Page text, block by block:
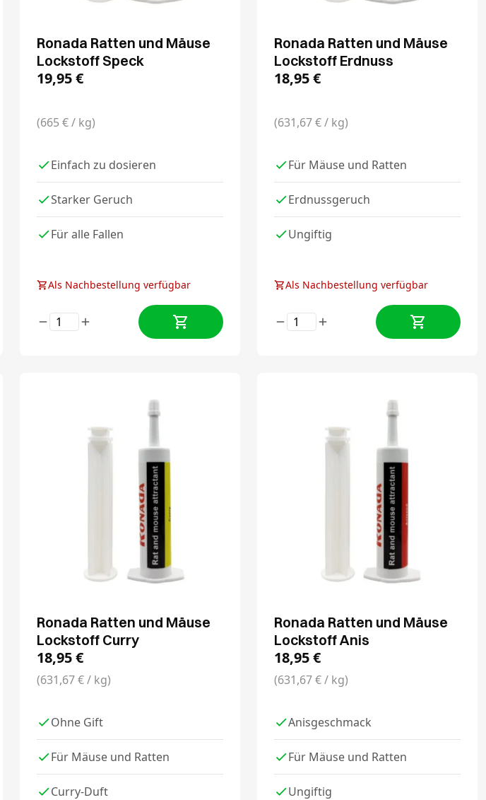
Ronada Ratten und Mäuse
Lockstoff Speck
19,95€
(665 € / kg)
Einfach zu dosieren
Starker Geruch
Für alle Fallen
Als Nachbestellung verfügbar
Ronada Ratten und Mäuse
Lockstoff Erdnuss
18,95€
(631,67 € / kg)
Für Mäuse und Ratten
Erdnussgeruch
Ungiftig
Als Nachbestellung verfügbar
Ronada Ratten und Mäuse
Lockstoff Curry
18,95€
(631,67 € / kg)
Ohne Gift
Für Mäuse und Ratten
Curry-Duft
Ronada Ratten und Mäuse
Lockstoff Anis
18,95€
(631,67 € / kg)
Anisgeschmack
Für Mäuse und Ratten
Ungiftig